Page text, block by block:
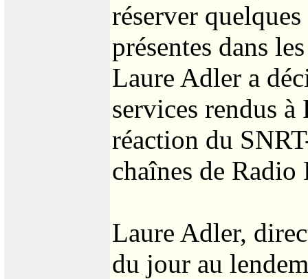
réserver
présentes dans
Laure Adler a
services rendus
réaction du
chaînes de Radio
Laure Adler,
du jour au